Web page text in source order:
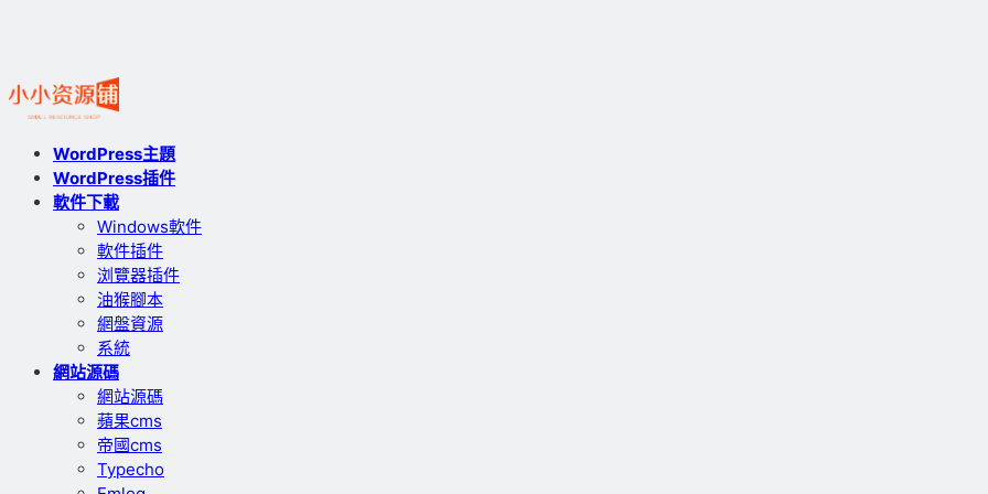
WordPress主題
WordPress插件
軟件下載
Windows軟件
軟件插件
浏覽器插件
油猴腳本
網盤資源
系統
網站源碼
網站源碼
蘋果cms
帝國cms
Typecho